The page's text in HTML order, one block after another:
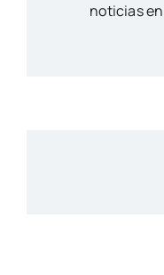
noticias